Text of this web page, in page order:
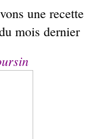
une recette
mois dernier